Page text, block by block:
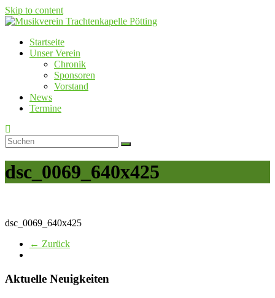
Skip to content
Musikverein Trachtenkapelle Pötting
Startseite
Unser Verein
Chronik
Sponsoren
Vorstand
News
Termine
dsc_0069_640x425
dsc_0069_640x425
← Zurück
Aktuelle Neuigkeiten